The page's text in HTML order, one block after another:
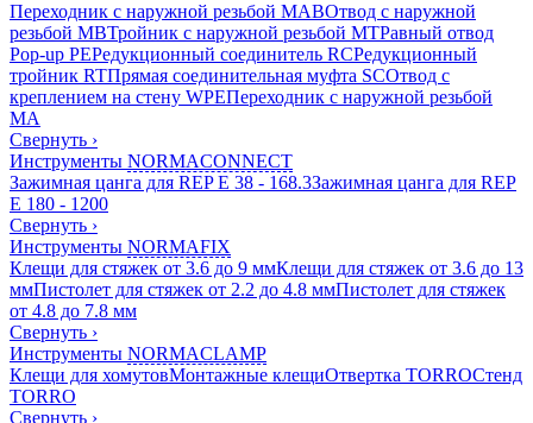
Переходник с наружной резьбой MABОтвод с наружной
резьбой MBТройник с наружной резьбой MTРавный отвод
Pop-up PEРедукционный соединитель RCРедукционный
тройник RTПрямая соединительная муфта SCОтвод с
креплением на стену WPEПереходник с наружной резьбой
MA
Свернуть ›
Инструменты NORMACONNECT
Зажимная цанга для REP E 38 - 168.3Зажимная цанга для REP
E 180 - 1200
Свернуть ›
Инструменты NORMAFIX
Клещи для стяжек от 3.6 до 9 ммКлещи для стяжек от 3.6 до 13
ммПистолет для стяжек от 2.2 до 4.8 ммПистолет для стяжек
от 4.8 до 7.8 мм
Свернуть ›
Инструменты NORMACLAMP
Клещи для хомутовМонтажные клещиОтвертка TORROСтенд
TORRO
Свернуть ›